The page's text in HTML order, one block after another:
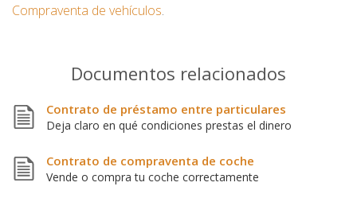
Compraventa de vehículos.
Documentos relacionados
Contrato de préstamo entre particulares
Deja claro en qué condiciones prestas el dinero
Contrato de compraventa de coche
Vende o compra tu coche correctamente